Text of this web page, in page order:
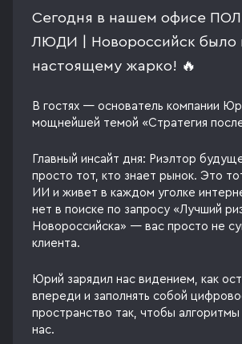
Сегодня в нашем офисе
ЛЮДИ | Новороссийск было
настоящему жарко! 🔥
В гостях — основатель компании
мощнейшей темой «Стратегия
Главный инсайт дня: Риэлтор
просто тот, кто знает рынок. Это
ИИ и живет в каждом уголке
нет в поиске по запросу «Лучший
Новороссийска» — вас просто не
клиента.
Юрий зарядил нас видением, как
впереди и заполнять собой
пространство так, чтобы алгоритмы
нас.